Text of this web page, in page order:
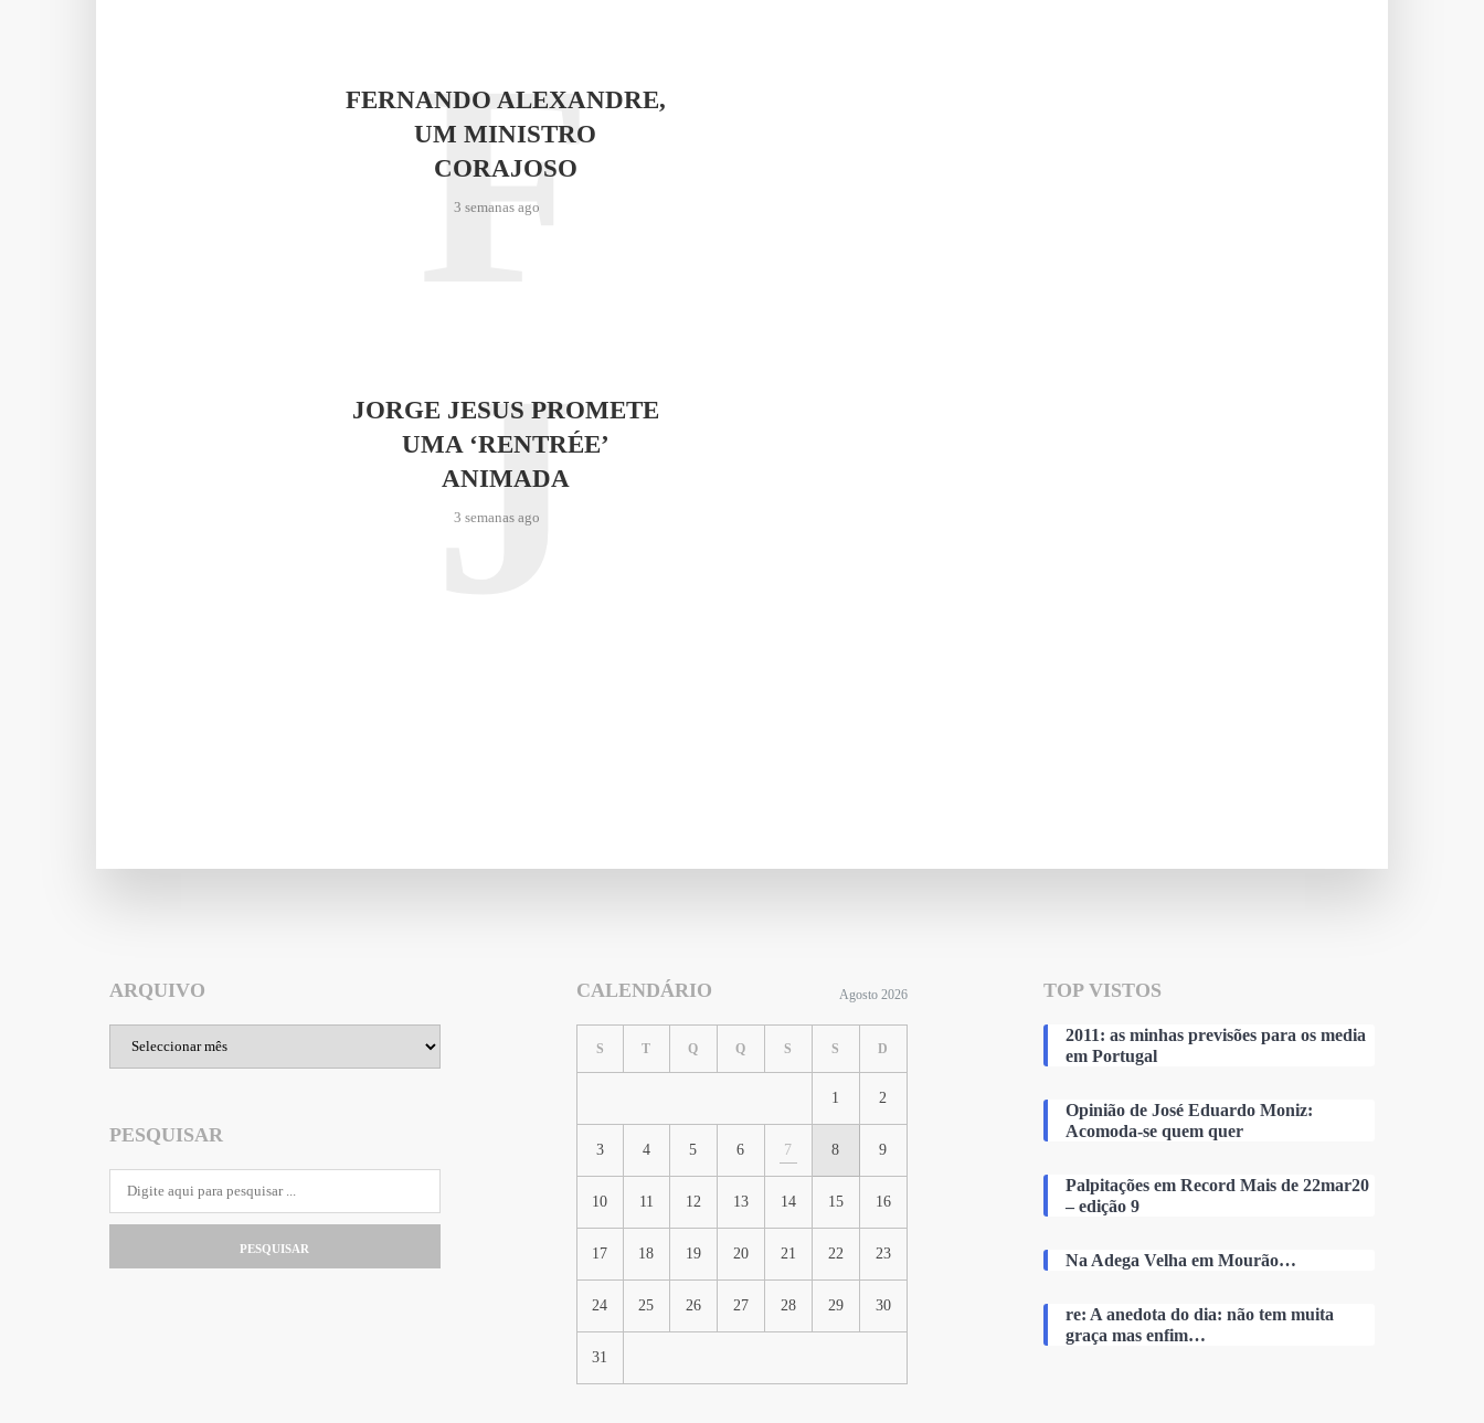
FERNANDO ALEXANDRE,
UM MINISTRO
CORAJOSO
3 semanas ago
F
JORGE JESUS PROMETE
UMA ‘RENTRÉE’
ANIMADA
3 semanas ago
J
ARQUIVO
Arquivo
PESQUISAR
PESQUISAR
CALENDÁRIO Agosto 2026
S T Q Q S S D
1 2
3 4 5 6 7 8 9
10 11 12 13 14 15 16
17 18 19 20 21 22 23
24 25 26 27 28 29 30
31
TOP VISTOS
2011: as minhas previsões para os media
em Portugal
Opinião de José Eduardo Moniz:
Acomoda-se quem quer
Palpitações em Record Mais de 22mar20
– edição 9
Na Adega Velha em Mourão…
re: A anedota do dia: não tem muita
graça mas enfim…